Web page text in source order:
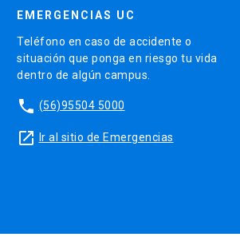
EMERGENCIAS UC
Teléfono en caso de accidente o
situación que ponga en riesgo tu vida
dentro de algún campus.
phone (56)95504 5000
launch Ir al sitio de Emergencias